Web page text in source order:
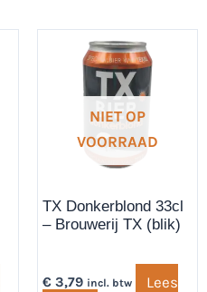
NIET OP
VOORRAAD
TX Donkerblond 33cl
– Brouwerij TX (blik)
€3,79 incl. btw
Lees